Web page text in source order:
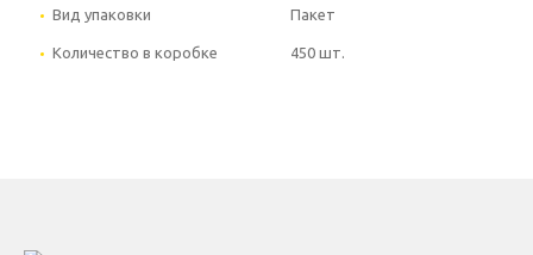
Вид упаковки Пакет
Количество в коробке 450 шт.